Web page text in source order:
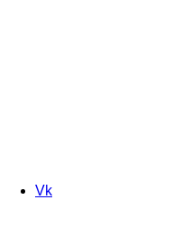
Vk